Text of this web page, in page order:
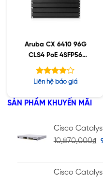
Aruba CX 6410 96G
CLS4 PoE 4SFP56
(JL741A)
Được
3.88
sao
Liên hệ báo giá
SẢN PHẨM KHUYẾN MÃI
Cisco
10,870,000₫
Cisco